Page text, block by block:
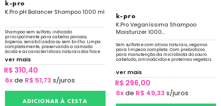
k-pro
K.Pro pH Balancer Shampoo 1000 ml
Shampoo sem sulfato, indicado
principalmente para cabelos porosos,
ásperos, sensibilizados ou sem brilho. Limpa
completamente, preservando a camada
ácida e as características naturais dos fios e
do couro cabeludo. Cabelos leves, nutridos e
brilhantes
ver mais
R$ 310,40
6xde R$ 51,73 s/juros
ADICIONAR À CESTA
k-pro
K.Pro Veganíssima Shampoo
Moisturizer 1000...
Sem sulfato e com ativos naturais, veganos
para limpeza completa. Com prebioticos
para manutenção da microbiota do couro
cabeludo, aminoácidos e proteínas vegetais.
ver mais
R$ 296,00
6xde R$ 49,33 s/juros